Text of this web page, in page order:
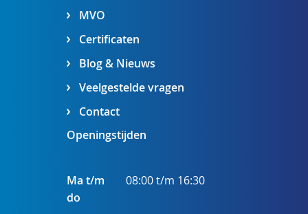
MVO
Certificaten
Blog & Nieuws
Veelgestelde vragen
Contact
Openingstijden
Ma t/m
do
08:00 t/m 16:30